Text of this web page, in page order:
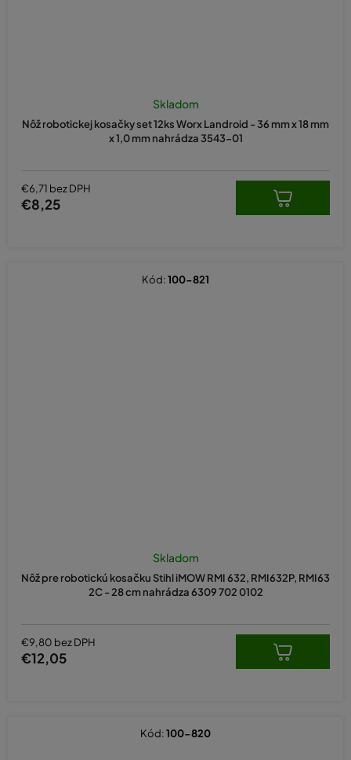
Nôž robotickej kosačky set 12ks Worx Landroid - 36 mm x 18 mm
x 1,0 mm nahrádza 3543-01
Skladom
€6,71 bez DPH
€8,25
Nôž pre robotickú kosačku Stihl iMOW RMI 632, RMI632P, RMI63
2C - 28 cm nahrádza 6309 702 0102
Skladom
€9,80 bez DPH
€12,05
Kód:100-821
Kód:100-820